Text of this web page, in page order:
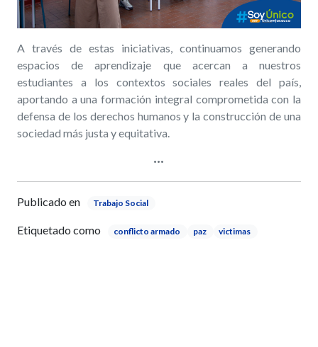
A través de estas iniciativas, continuamos generando
espacios de aprendizaje que acercan a nuestros
estudiantes a los contextos sociales reales del país,
aportando a una formación integral comprometida con la
defensa de los derechos humanos y la construcción de una
sociedad más justa y equitativa.
Publicado en Trabajo Social
Etiquetado como conflicto armado paz victimas